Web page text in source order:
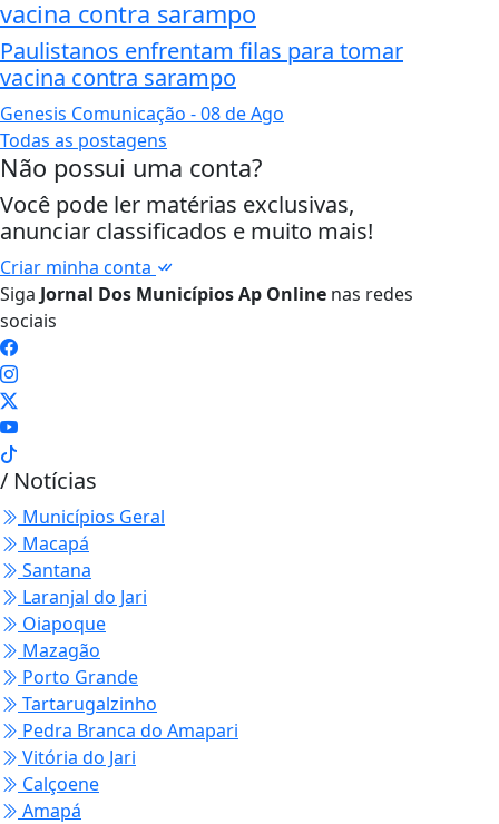
vacina contra sarampo
Paulistanos enfrentam filas para tomar
vacina contra sarampo
Genesis Comunicação - 08 de Ago
Todas as postagens
Não possui uma conta?
Você pode ler matérias exclusivas,
anunciar classificados e muito mais!
Criar minha conta
Siga Jornal Dos Municípios Ap Online nas redes
sociais
/ Notícias
Municípios Geral
Macapá
Santana
Laranjal do Jari
Oiapoque
Mazagão
Porto Grande
Tartarugalzinho
Pedra Branca do Amapari
Vitória do Jari
Calçoene
Amapá